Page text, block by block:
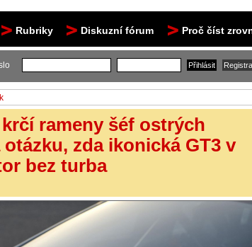
Rubriky Diskuzní fórum Proč číst
rameny šéf ostrých
zda ikonická GT3 v
bez turba